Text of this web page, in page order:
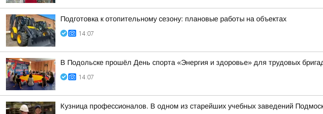
Подготовка к отопительному сезону: плановые работы на объектах
14:07
В Подольске прошёл День спорта «Энергия и здоровье» для трудовых
14:07
Кузница профессионалов. В одном из старейших учебных заведений